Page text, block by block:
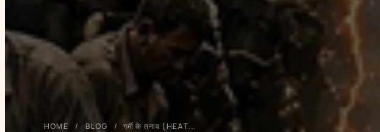
HOME / BLOG / गर्मी के तनाव (HEAT...